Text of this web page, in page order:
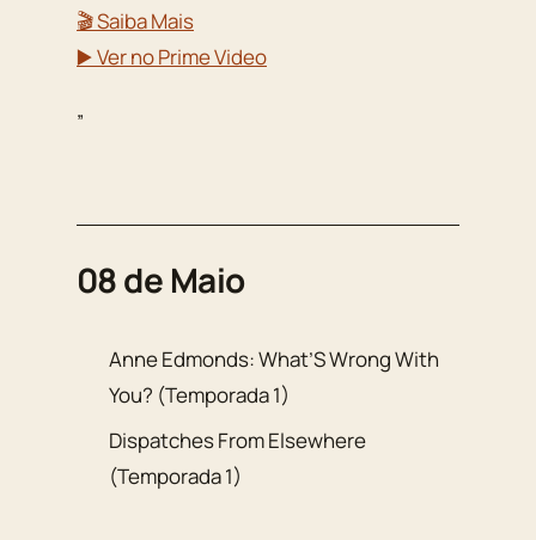
🎬 Saiba Mais
▶️ Ver no Prime Video
”
08 de Maio
Anne Edmonds: What’S Wrong With
You? (Temporada 1)
Dispatches From Elsewhere
(Temporada 1)